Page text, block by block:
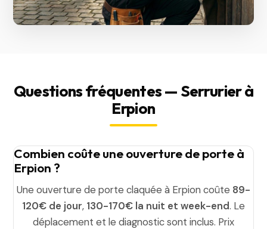
Questions fréquentes — Serrurier à
Erpion
Combien coûte une ouverture de porte à
Erpion ?
Une ouverture de porte claquée à Erpion coûte 89-
120€ de jour, 130-170€ la nuit et week-end. Le
déplacement et le diagnostic sont inclus. Prix